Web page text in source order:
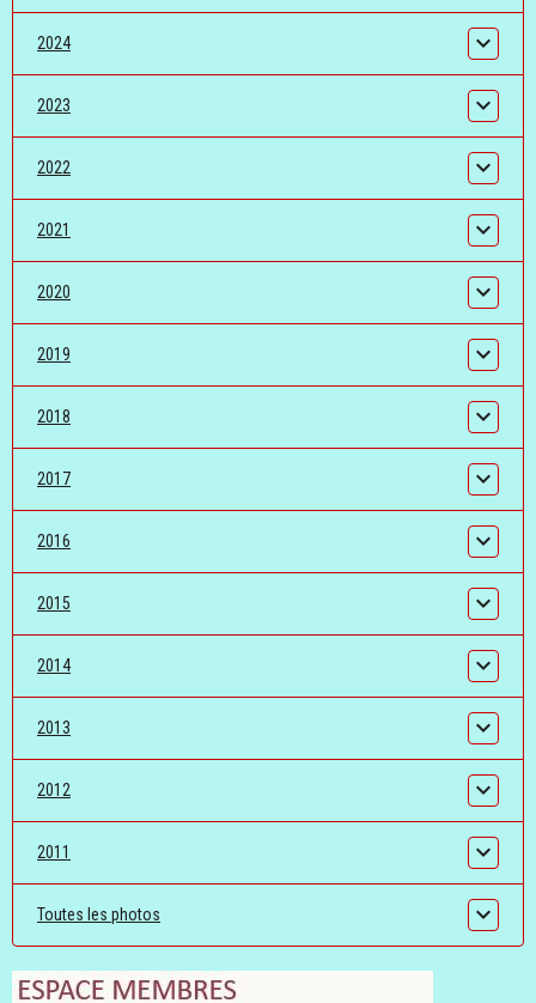
2024
2023
2022
2021
2020
2019
2018
2017
2016
2015
2014
2013
2012
2011
Toutes les photos